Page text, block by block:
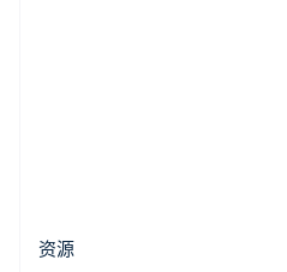
资源